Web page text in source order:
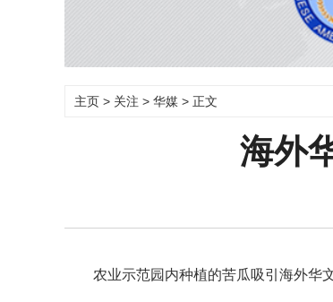
主页 > 关注 > 华媒 > 正文
海外
农业示范园内种植的苦瓜吸引海外华